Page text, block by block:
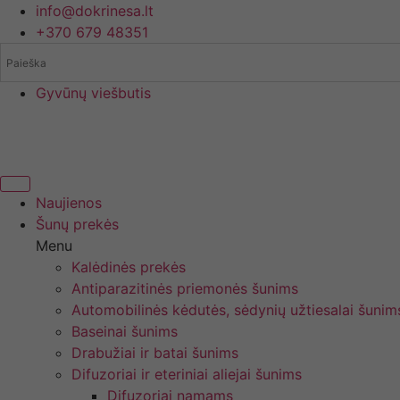
prie
info@dokrinesa.lt
+370 679 48351
Gyvūnų viešbutis
Naujienos
Šunų prekės
Menu
Kalėdinės prekės
Antiparazitinės priemonės šunims
Automobilinės kėdutės, sėdynių užtiesalai
Baseinai šunims
Drabužiai ir batai šunims
Difuzoriai ir eteriniai aliejai šunims
Difuzoriai namams